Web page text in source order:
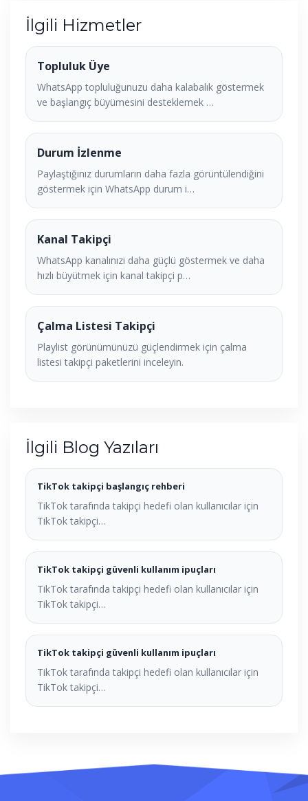
İlgili Hizmetler
Topluluk Üye
WhatsApp topluluğunuzu daha kalabalık göstermek
ve başlangıç büyümesini desteklemek …
Durum İzlenme
Paylaştığınız durumların daha fazla görüntülendiğini
göstermek için WhatsApp durum i…
Kanal Takipçi
WhatsApp kanalınızı daha güçlü göstermek ve daha
hızlı büyütmek için kanal takipçi p…
Çalma Listesi Takipçi
Playlist görünümünüzü güçlendirmek için çalma
listesi takipçi paketlerini inceleyin.
İlgili Blog Yazıları
TikTok takipçi başlangıç rehberi
TikTok tarafında takipçi hedefi olan kullanıcılar için
TikTok takipçi…
TikTok takipçi güvenli kullanım ipuçları
TikTok tarafında takipçi hedefi olan kullanıcılar için
TikTok takipçi…
TikTok takipçi güvenli kullanım ipuçları
TikTok tarafında takipçi hedefi olan kullanıcılar için
TikTok takipçi…